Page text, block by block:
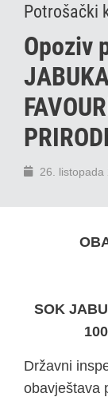
Potrošački
Opoziv
26. listopada
SOK
Državni
obavještava